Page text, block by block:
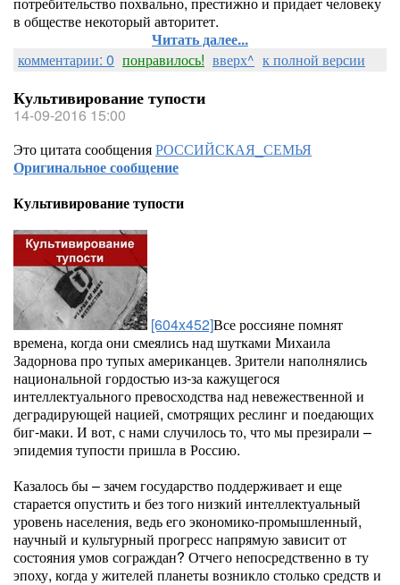
в обществе некоторый авторитет.
Читать далее...
комментарии: 0 понравилось! вверх^ к полной версии
Культивирование тупости
14-09-2016 15:00
Это цитата сообщенияРОССИЙСКАЯ_СЕМЬЯ
Оригинальное сообщение
Культивирование тупости
[604x452]Все россияне помнят
времена, когда они смеялись над шутками Михаила
Задорнова про тупых американцев. Зрители наполнялись
национальной гордостью из-за кажущегося
интеллектуального превосходства над невежественной и
деградирующей нацией, смотрящих реслинг и поедающих
биг-маки. И вот, с нами случилось то, что мы презирали –
эпидемия тупости пришла в Россию.
Казалось бы – зачем государство поддерживает и еще
старается опустить и без того низкий интеллектуальный
уровень населения, ведь его экономико-промышленный,
научный и культурный прогресс напрямую зависит от
состояния умов сограждан? Отчего непосредственно в ту
эпоху, когда у жителей планеты возникло столько средств и